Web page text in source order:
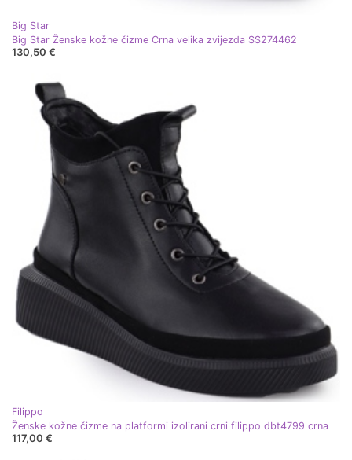
Big Star
Big Star Ženske kožne čizme Crna velika zvijezda SS274462
130,50 €
Filippo
Ženske kožne čizme na platformi izolirani crni filippo dbt4799 crna
117,00 €